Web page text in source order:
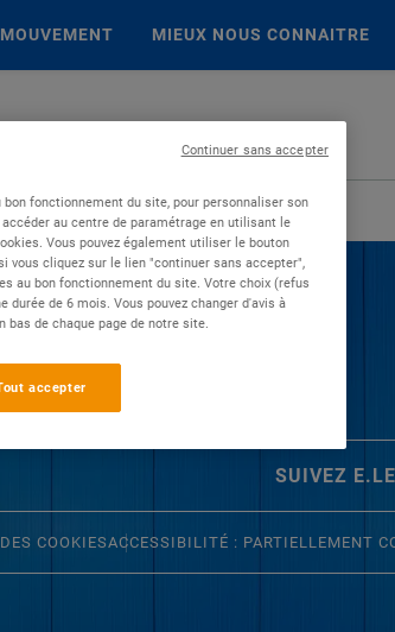
MIEUX NOUS CONNAITRE
SUIVEZ
COOKIESACCESSIBILITÉ : PARTIELLEMENT
fonctionnement du site, pour personnaliser son
au centre de paramétrage en utilisant le
Vous pouvez également utiliser le bouton
vous cliquez sur le lien "continuer sans accepter",
au bon fonctionnement du site. Votre choix (refus
de 6 mois. Vous pouvez changer d'avis à
de chaque page de notre site.
accepter
Continuer sans accepter